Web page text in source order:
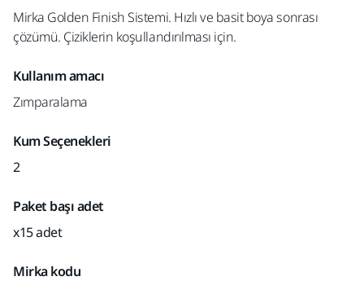
Mirka Golden Finish Sistemi. Hızlı ve basit boya sonrası
çözümü. Çiziklerin koşullandırılması için.
Kullanım amacı
Zımparalama
Kum Seçenekleri
2
Paket başı adet
x15 adet
Mirka kodu